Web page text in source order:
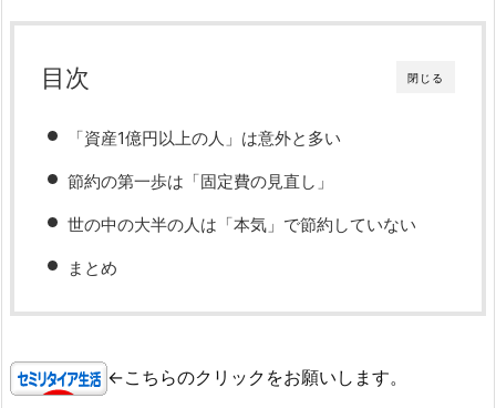
閉じる
目次
「資産1億円以上の人」は意外と多い
節約の第一歩は「固定費の見直し」
世の中の大半の人は「本気」で節約していない
まとめ
←こちらのクリックをお願いします。